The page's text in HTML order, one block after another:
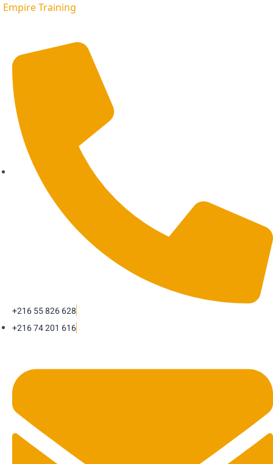
Empire Training
+216 55 826 628
+216 74 201 616